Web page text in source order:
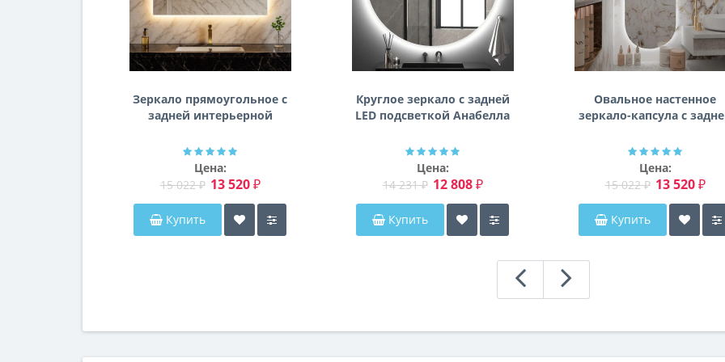
Зеркало прямоугольное с
задней интерьерной
Далтон
Цена:
15 022 ₽ 13 520 ₽
Купить
Круглое зеркало с задней
LED подсветкой Анабелла
Цена:
14 231 ₽ 12 808 ₽
Купить
Овальное настенное
зеркало-капсула с
Мэриэнн
Цена:
15 022 ₽ 13 520 ₽
Купить